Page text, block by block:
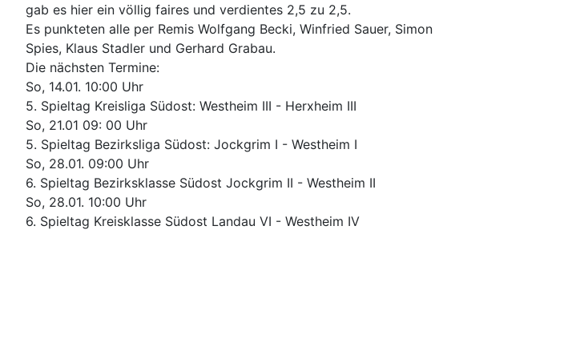
gab es hier ein völlig faires und verdientes 2,5 zu 2,5.
Es punkteten alle per Remis Wolfgang Becki, Winfried Sauer, Simon
Spies, Klaus Stadler und Gerhard Grabau.
Die nächsten Termine:
So, 14.01. 10:00 Uhr
5. Spieltag Kreisliga Südost: Westheim III - Herxheim III
So, 21.01 09: 00 Uhr
5. Spieltag Bezirksliga Südost: Jockgrim I - Westheim I
So, 28.01. 09:00 Uhr
6. Spieltag Bezirksklasse Südost Jockgrim II - Westheim II
So, 28.01. 10:00 Uhr
6. Spieltag Kreisklasse Südost Landau VI - Westheim IV